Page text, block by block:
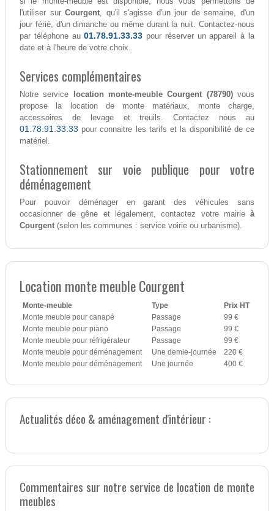
l'utiliser surCourgent, qu'il s'agisse d'un jour de semaine, d'un
jour férié, d'un dimanche ou même durant la nuit. Contactez-nous
par téléphone au01.78.91.33.33 pour réserver un appareil à la
date et à l'heure de votre choix.
Services complémentaires
Notre service location monte-meuble Courgent (78790)vous
propose la location de monte matériaux, monte charge,
accessoires de levage et treuils. Contactez nous au
01.78.91.33.33 pour connaitre les tarifs et la disponibilité de ce
matériel.
Stationnement sur voie publique pour votre
déménagement
Pour pouvoir déménager en garant des véhicules sans
occasionner de gêne et légalement, contactez votre mairieà
Courgent(selon les communes : service voirie ou urbanisme).
Location monte meuble Courgent
Monte-meuble Type
Prix HT
Monte meuble pour canapé
Passage
99 €
Monte meuble pour piano
Passage
99 €
Monte meuble pour réfrigérateur
Passage
99 €
Monte meuble pour déménagement
Une demie-journée
220 €
Monte meuble pour déménagement
Une journée 400 €
Actualités déco & aménagement d'intérieur :
Commentaires sur notre service de location de monte
meubles